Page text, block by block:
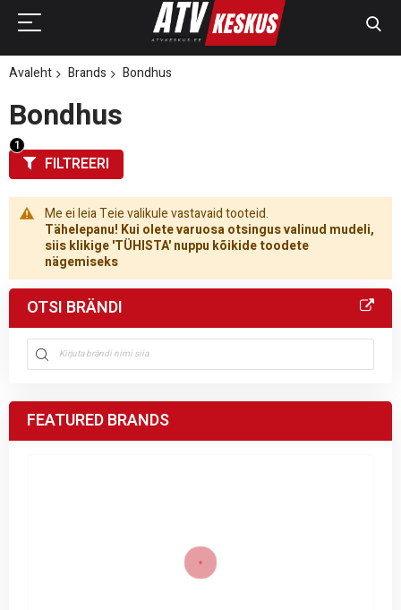
Avaleht Brands Bondhus
Bondhus
Me ei leia Teie valikule vastavaid tooteid.
Tähelepanu! Kui olete varuosa otsingus valinud mudeli,
siis klikige 'TÜHISTA' nuppu kõikide toodete
nägemiseks
FILTREERI
OTSI BRÄNDI
FEATURED BRANDS